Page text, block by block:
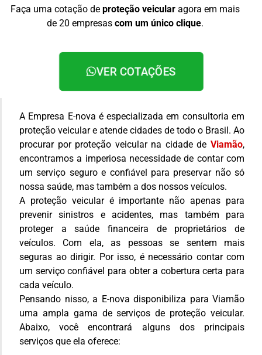
Faça uma cotação de proteção veicular agora em mais
de 20 empresas com um único clique.
VER COTAÇÕES
A Empresa E-nova é especializada em consultoria em
proteção veicular e atende cidades de todo o Brasil. Ao
procurar por proteção veicular na cidade de Viamão,
encontramos a imperiosa necessidade de contar com
um serviço seguro e confiável para preservar não só
nossa saúde, mas também a dos nossos veículos.
A proteção veicular é importante não apenas para
prevenir sinistros e acidentes, mas também para
proteger a saúde financeira de proprietários de
veículos. Com ela, as pessoas se sentem mais
seguras ao dirigir. Por isso, é necessário contar com
um serviço confiável para obter a cobertura certa para
cada veículo.
Pensando nisso, a E-nova disponibiliza para Viamão
uma ampla gama de serviços de proteção veicular.
Abaixo, você encontrará alguns dos principais
serviços que ela oferece: